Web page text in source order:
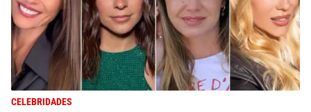
CELEBRIDADES